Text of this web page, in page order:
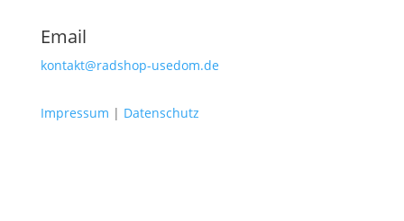
Email
kontakt@radshop-usedom.de
Impressum | Datenschutz